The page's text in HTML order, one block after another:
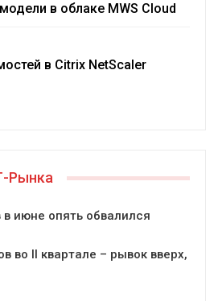
в облаке MWS Cloud
в Citrix NetScaler
Рынка
в июне опять обвалился
во II квартале – рывок вверх,